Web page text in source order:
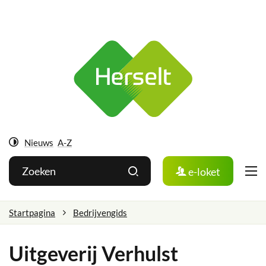
Hoog
contrast
Nieuws A-Z
Wat
zoek
e-loket
Startpagina Bedrijvengids
Uitgeverij Verhulst